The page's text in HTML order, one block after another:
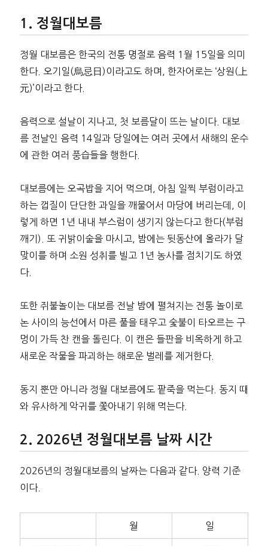
정월대보름
정월 대보름은 한국의 전통 명절로 음력 1월 15일을 의미
한다. 오기일(烏忌日)이라고도 하며, 한자어로는 ‘상원(上
元)’이라고 한다.
음력으로 설날이 지나고, 첫 보름달이 뜨는 날이다. 대보
름 전날인 음력 14일과 당일에는 여러 곳에서 새해의 운수
에 관한 여러 풍습들을 행한다.
대보름에는 오곡밥을 지어 먹으며, 아침 일찍 부럼이라고
하는 껍질이 단단한 과일을 깨물어서 마당에 버리는데, 이
렇게 하면 1년 내내 부스럼이 생기지 않는다고 한다(부럼
깨기). 또 귀밝이술을 마시고, 밤에는 뒷동산에 올라가 달
맞이를 하며 소원 성취를 빌고 1년 농사를 점치기도 하였
다.
또한 쥐불놀이는 대보름 전날 밤에 펼쳐지는 전통 놀이로
논 사이의 능선에서 마른 풀을 태우고 숯불이 타오르는 구
멍이 가득 찬 캔을 돌린다. 이 캔은 들판을 비옥하게 하고
새로운 작물을 파괴하는 해로운 벌레를 제거한다.
동지 뿐만 아니라 정월 대보름에도 팥죽을 먹는다. 동지 때
와 유사하게 악귀를 쫓아내기 위해 먹는다.
2026년 정월대보름 날짜 시간
2026년의 정월대보름의 날짜는 다음과 같다. 양력 기준
이다.
월 일